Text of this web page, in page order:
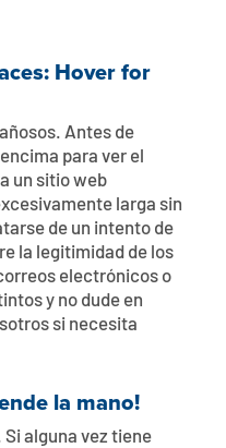
Hover for
Antes de
para ver el
un sitio web
larga sin
de un intento de
la legitimidad de los
electrónicos o
y no dude en
si necesita
la mano!
alguna vez tiene